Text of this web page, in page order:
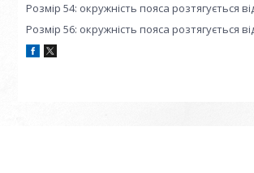
Розмір 54: окружність пояса розтягується
Розмір 56: окружність пояса розтягується